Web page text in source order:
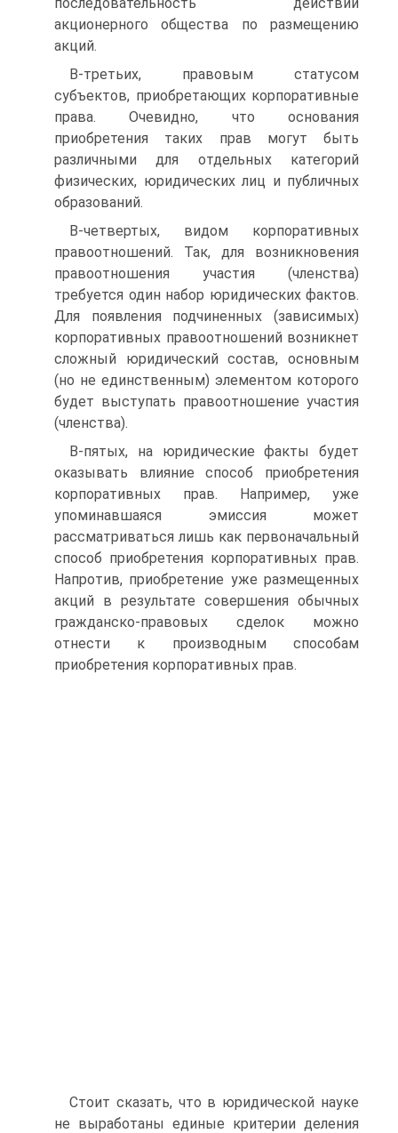
акционерного общества по размещению
акций.
В-третьих, правовым статусом
субъектов, приобретающих корпоративные
права. Очевидно, что основания
приобретения таких прав могут быть
различными для отдельных категорий
физических, юридических лиц и публичных
образований.
В-четвертых, видом корпоративных
правоотношений. Так, для возникновения
правоотношения участия (членства)
требуется один набор юридических фактов.
Для появления подчиненных (зависимых)
корпоративных правоотношений возникнет
сложный юридический состав, основным
(но не единственным) элементом которого
будет выступать правоотношение участия
(членства).
В-пятых, на юридические факты будет
оказывать влияние способ приобретения
корпоративных прав. Например, уже
упоминавшаяся эмиссия может
рассматриваться лишь как первоначальный
способ приобретения корпоративных прав.
Напротив, приобретение уже размещенных
акций в результате совершения обычных
гражданско-правовых сделок можно
отнести к производным способам
приобретения корпоративных прав.
Стоит сказать, что в юридической науке
не выработаны единые критерии деления